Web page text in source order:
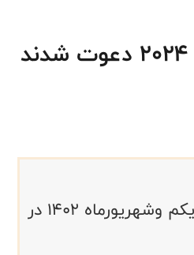
اردوی جدید تیم ملی بسکتبال جوانان ۲۰۲۴ از جمعه سی ویکم وشهریورماه ۱۴۰۲ در